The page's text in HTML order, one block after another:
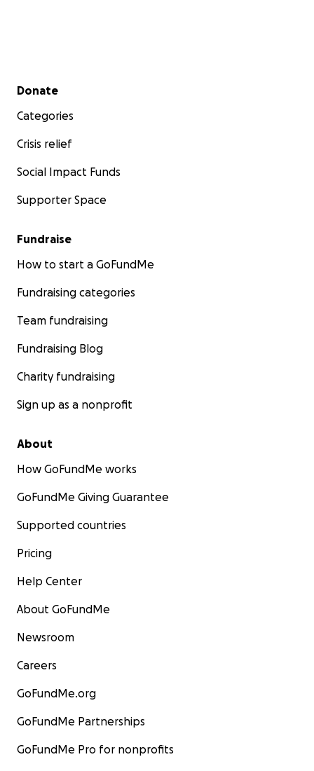
Secondary menu
Donate
Categories
Crisis relief
Social Impact Funds
Supporter Space
Fundraise
How to start a GoFundMe
Fundraising categories
Team fundraising
Fundraising Blog
Charity fundraising
Sign up as a nonprofit
About
How GoFundMe works
GoFundMe Giving Guarantee
Supported countries
Pricing
Help Center
About GoFundMe
Newsroom
Careers
GoFundMe.org
GoFundMe Partnerships
GoFundMe Pro for nonprofits